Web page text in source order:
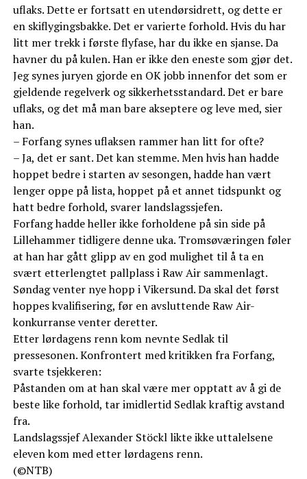
uflaks. Dette er fortsatt en utendørsidrett, og dette er
en skiflygingsbakke. Det er varierte forhold. Hvis du har
litt mer trekk i første flyfase, har du ikke en sjanse. Da
havner du på kulen. Han er ikke den eneste som gjør det.
Jeg synes juryen gjorde en OK jobb innenfor det som er
gjeldende regelverk og sikkerhetsstandard. Det er bare
uflaks, og det må man bare akseptere og leve med, sier
han.
– Forfang synes uflaksen rammer han litt for ofte?
– Ja, det er sant. Det kan stemme. Men hvis han hadde
hoppet bedre i starten av sesongen, hadde han vært
lenger oppe på lista, hoppet på et annet tidspunkt og
hatt bedre forhold, svarer landslagssjefen.
Forfang hadde heller ikke forholdene på sin side på
Lillehammer tidligere denne uka. Tromsøværingen føler
at han har gått glipp av en god mulighet til å ta en
svært etterlengtet pallplass i Raw Air sammenlagt.
Søndag venter nye hopp i Vikersund. Da skal det først
hoppes kvalifisering, før en avsluttende Raw Air-
konkurranse venter deretter.
Etter lørdagens renn kom nevnte Sedlak til
pressesonen. Konfrontert med kritikken fra Forfang,
svarte tsjekkeren:
Påstanden om at han skal være mer opptatt av å gi de
beste like forhold, tar imidlertid Sedlak kraftig avstand
fra.
Landslagssjef Alexander Stöckl likte ikke uttalelsene
eleven kom med etter lørdagens renn.
(©NTB)